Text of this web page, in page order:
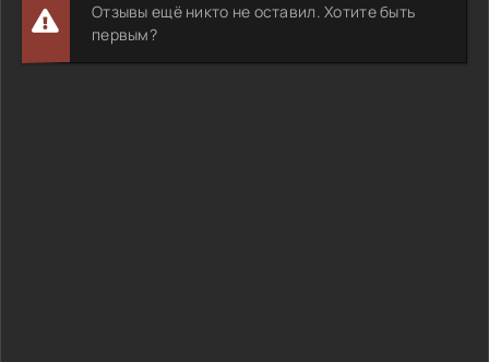
Отзывы ещё никто не оставил. Хотите быть
первым?